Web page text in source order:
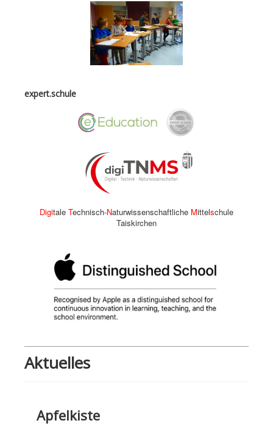
expert.schule
Digitale Technisch-Naturwissenschaftliche Mittelschule
Taiskirchen
Aktuelles
Apfelkiste